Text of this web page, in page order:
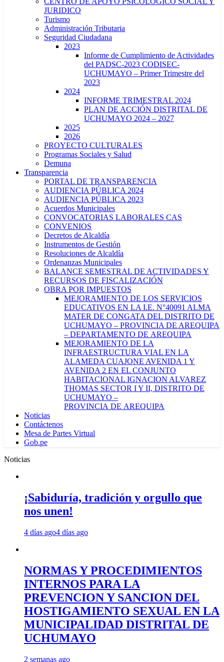
JURIDICO
Turismo
Administración Tributaria
Seguridad Ciudadana
2023
Informe de Cumplimiento de Actividades
del PADSC-2023 CODISEC-
UCHUMAYO – Primer Trimestre del
2023
2024
INFORME TRIMESTRAL 2024
PLAN DE ACCIÓN DISTRITAL DE
UCHUMAYO 2024 – 2027
2025
2026
PROYECTO CULTURALES
Programas Sociales y Salud
Demuna
Transparencia
PORTAL DE TRANSPARENCIA
AUDIENCIA PÚBLICA 2024
AUDIENCIA PÚBLICA 2023
Acuerdos Municipales
CONVOCATORIAS LABORALES CAS
CONVENIOS
Decretos de Alcaldía
Instrumentos de Gestión
Resoluciones de Alcaldía
Ordenanzas Municipales
BALANCE SEMESTRAL DE ACTIVIDADES Y
RECURSOS DE FISCALIZACIÓN
OBRA POR IMPUESTOS
MEJORAMIENTO DE LOS SERVICIOS
EDUCATIVOS EN LA I.E. N°40091 ALMA
MATER DE CONGATA DEL DISTRITO DE
UCHUMAYO – PROVINCIA DE AREQUIPA
– DEPARTAMENTO DE AREQUIPA
MEJORAMIENTO DE LA
INFRAESTRUCTURA VIAL EN LA
ALAMEDA CUAJONE AVENIDA 1 Y
AVENIDA 2 EN EL CONJUNTO
HABITACIONAL IGNACION ALVAREZ
THOMAS SECTOR I Y II, DISTRITO DE
UCHUMAYO –
PROVINCIA DE AREQUIPA
Noticias
Contáctenos
Mesa de Partes Virtual
Gob.pe
Noticias
¡Sabiduría, tradición y orgullo que
nos unen!
4 días ago4 días ago
NORMAS Y PROCEDIMIENTOS
INTERNOS PARA LA
PREVENCION Y SANCION DEL
HOSTIGAMIENTO SEXUAL EN LA
MUNICIPALIDAD DISTRITAL DE
UCHUMAYO
2 semanas ago